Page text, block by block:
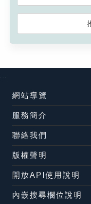
:::
網站導覽
服務簡介
聯絡我們
版權聲明
開放API使用說明
內嵌搜尋欄位說明